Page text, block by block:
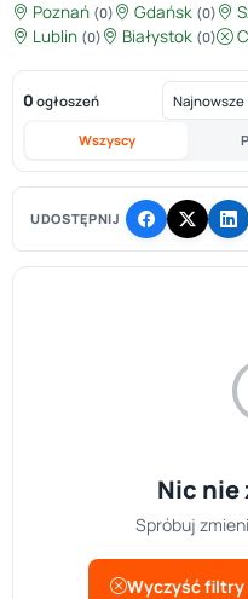
Poznań (0) Gdańsk (0)
Lublin (0) Białystok (0)
0 ogłoszeń
Wszyscy
UDOSTĘPNIJ
Nic nie
Spróbuj
Wyczyść filtry